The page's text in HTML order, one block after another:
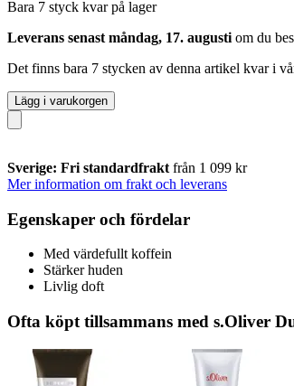
Bara 7 styck kvar på lager
Leverans senast måndag, 17. augusti om du
Det finns bara 7 stycken av denna artikel kvar i
Lägg i varukorgen
Sverige: Fri standardfrakt från 1 099 kr
Mer information om frakt och leverans
Egenskaper och fördelar
Med värdefullt koffein
Stärker huden
Livlig doft
Ofta köpt tillsammans med s.Oliver